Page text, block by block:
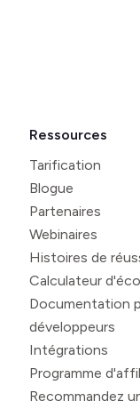
Ressources
Tarification
Blogue
Partenaires
Webinaires
Histoires de
Calculateur
Documentation
développeurs
Intégrations
Programme
Recommandez